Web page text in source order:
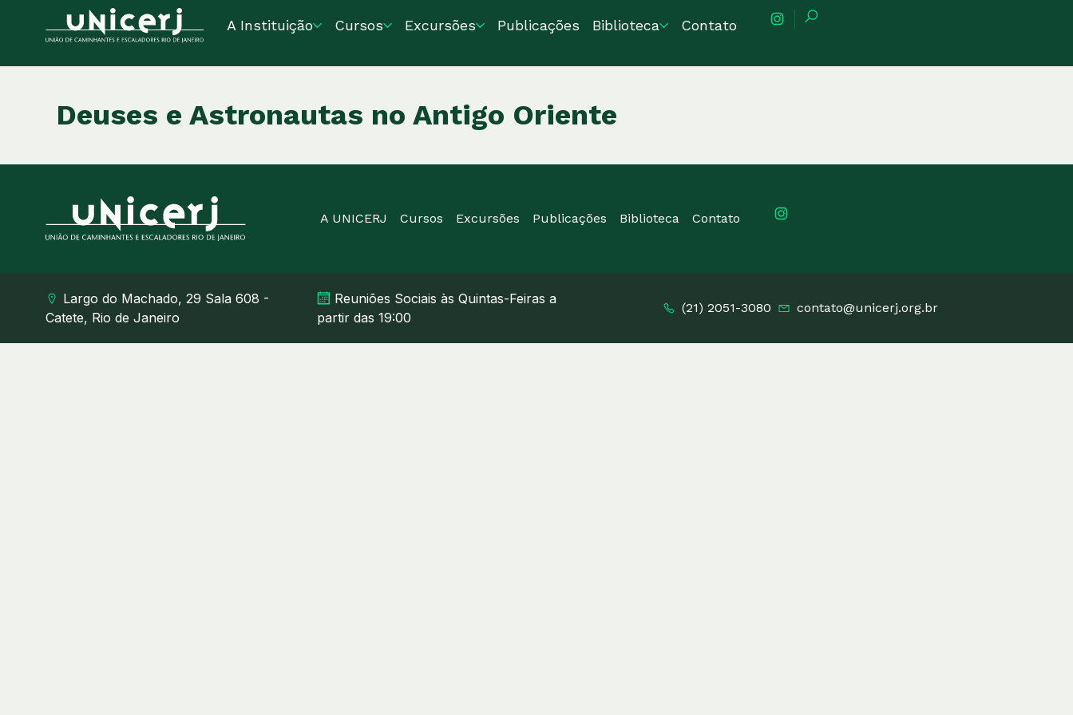
A Instituição Cursos Excursões Publicações Biblioteca Contato
Deuses e Astronautas no Antigo Oriente
A UNICERJ Cursos Excursões Publicações Biblioteca Contato
Largo do Machado, 29 Sala 608 -
Catete, Rio de Janeiro
Reuniões Sociais às Quintas-Feiras a
partir das 19:00
(21) 2051-3080 contato@unicerj.org.br